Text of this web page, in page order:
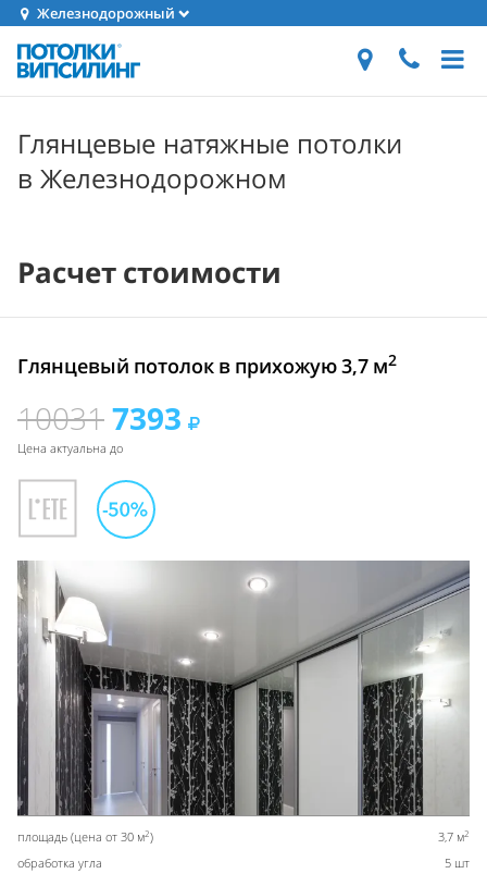
Железнодорожный
Глянцевые натяжные потолки
в Железнодорожном
Расчет стоимости
Глянцевый потолок в прихожую 3,7 м2
100317393
Цена актуальна до
площадь (цена от 30 м2) 3,7 м2
обработка угла 5 шт